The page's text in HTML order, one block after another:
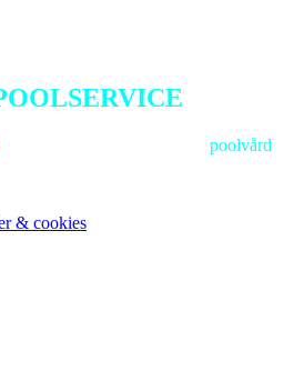
poolvård
& cookies